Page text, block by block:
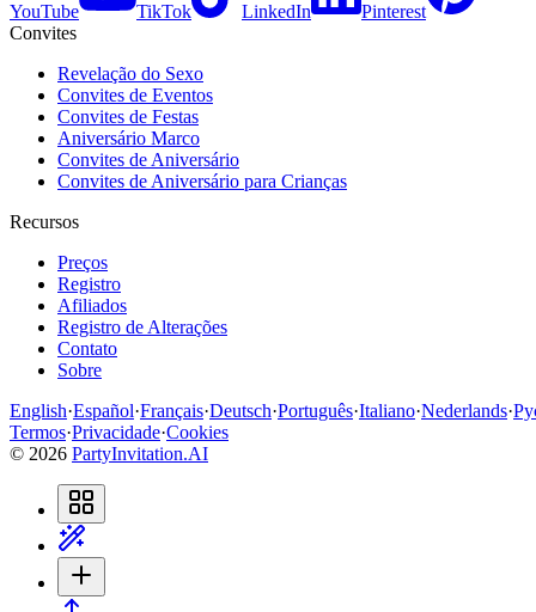
YouTube TikTok LinkedIn
Pinterest
Convites
Revelação do Sexo
Convites de Eventos
Convites de Festas
Aniversário Marco
Convites de Aniversário
Convites de Aniversário para Crianças
Recursos
Preços
Registro
Afiliados
Registro de Alterações
Contato
Sobre
English·Español·Français·Deutsch·Português·Italiano·Nederlands·
Termos·Privacidade·Cookies
© 2026 PartyInvitation.AI